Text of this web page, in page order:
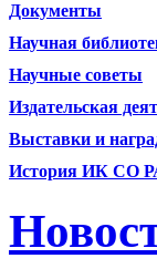
Документы
Научная
Научные советы
Издательская
Выставки и
История ИК СО